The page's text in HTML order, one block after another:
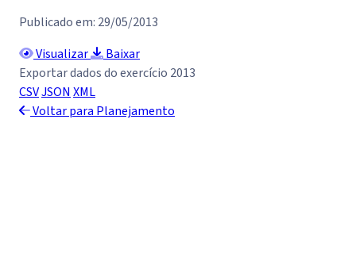
Publicado em: 29/05/2013
Visualizar
Baixar
Exportar dados do exercício 2013
CSVJSON XML
Voltar para Planejamento